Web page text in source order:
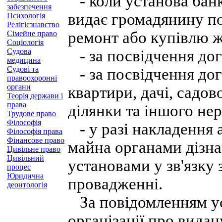
забезпечення
Психологія
Релігієзнавство
Сімейне право
Соціологія
Судова
медицина
Судові та
правоохоронні
органи
Теорія держави і
права
Трудове право
Філософія
Філософія права
Фінансове право
Цивільне право
Цивільний
процес
Юридична
деонтологія
видає громадянину
ремонт або купівлю
- за посвідчення
- за посвідчення
квартири, дачі,
ділянки та іншого
- у разі
майна органами
установами у
провадженні.
За повідомленням